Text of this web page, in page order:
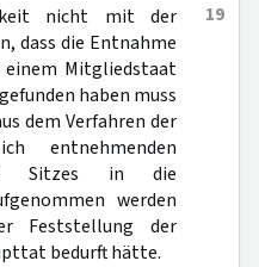
19
nicht mit der
dass die Entnahme
Mitgliedstaat
haben muss
dem Verfahren der
entnehmenden
Sitzes in die
werden
Feststellung der
bedurft hätte.